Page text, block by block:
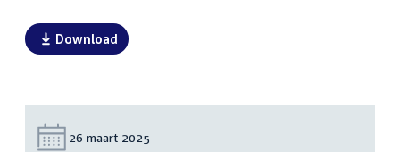
Download
Datum:
26 maart 2025